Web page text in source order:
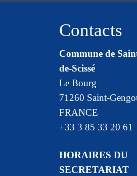
Contacts
Commune de
de-Scissé
Le Bourg
71260 Saint-
FRANCE
+33 3 85 33 20 61
HORAIRES DU
SECRETARIAT